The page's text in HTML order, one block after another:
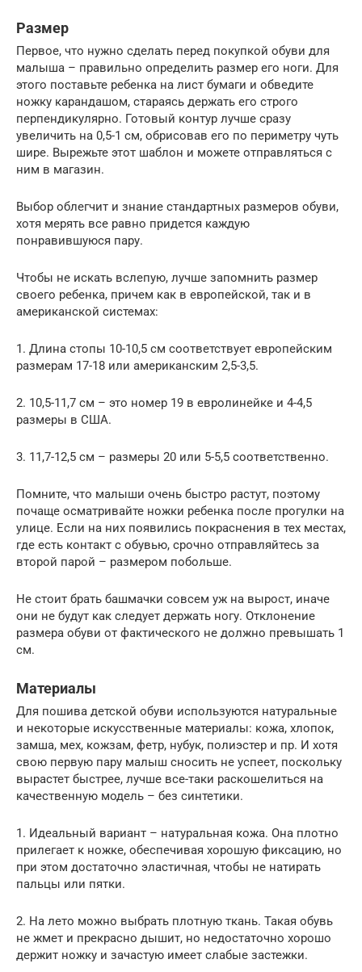
Размер
Первое, что нужно сделать перед покупкой обуви для
малыша – правильно определить размер его ноги. Для
этого поставьте ребенка на лист бумаги и обведите
ножку карандашом, стараясь держать его строго
перпендикулярно. Готовый контур лучше сразу
увеличить на 0,5-1 см, обрисовав его по периметру чуть
шире. Вырежьте этот шаблон и можете отправляться с
ним в магазин.
Выбор облегчит и знание стандартных размеров обуви,
хотя мерять все равно придется каждую
понравившуюся пару.
Чтобы не искать вслепую, лучше запомнить размер
своего ребенка, причем как в европейской, так и в
американской системах:
1. Длина стопы 10-10,5 см соответствует европейским
размерам 17-18 или американским 2,5-3,5.
2. 10,5-11,7 см – это номер 19 в евролинейке и 4-4,5
размеры в США.
3. 11,7-12,5 см – размеры 20 или 5-5,5 соответственно.
Помните, что малыши очень быстро растут, поэтому
почаще осматривайте ножки ребенка после прогулки на
улице. Если на них появились покраснения в тех местах,
где есть контакт с обувью, срочно отправляйтесь за
второй парой – размером побольше.
Не стоит брать башмачки совсем уж на вырост, иначе
они не будут как следует держать ногу. Отклонение
размера обуви от фактического не должно превышать 1
см.
Материалы
Для пошива детской обуви используются натуральные
и некоторые искусственные материалы: кожа, хлопок,
замша, мех, кожзам, фетр, нубук, полиэстер и пр. И хотя
свою первую пару малыш сносить не успеет, поскольку
вырастет быстрее, лучше все-таки раскошелиться на
качественную модель – без синтетики.
1. Идеальный вариант – натуральная кожа. Она плотно
прилегает к ножке, обеспечивая хорошую фиксацию, но
при этом достаточно эластичная, чтобы не натирать
пальцы или пятки.
2. На лето можно выбрать плотную ткань. Такая обувь
не жмет и прекрасно дышит, но недостаточно хорошо
держит ножку и зачастую имеет слабые застежки.